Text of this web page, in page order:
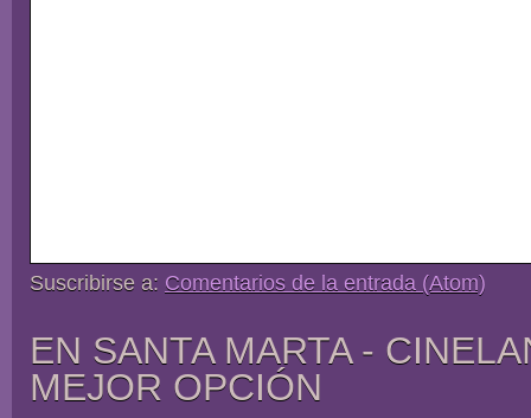
Suscribirse a: Comentarios de la entrada (Atom)
EN SANTA MARTA -
MEJOR OPCIÓN